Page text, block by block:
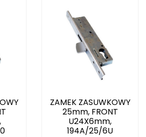
ZAMEK ZASUWKOWY
25mm, FRONT
U24X6mm,
194A/25/6U